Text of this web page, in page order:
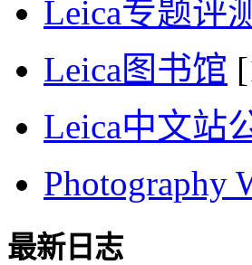
Leica专题评
Leica图书馆
Leica中文站
Photography
最新日志